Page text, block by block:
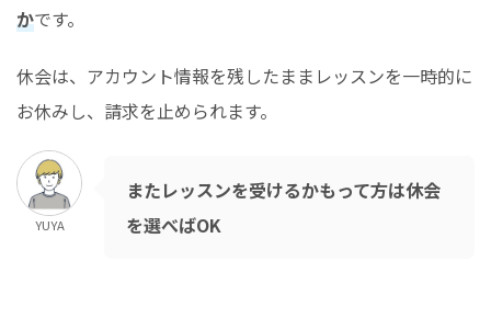
かです。
休会は、アカウント情報を残したままレッスンを一時的に
お休みし、請求を止められます。
YUYA
またレッスンを受けるかもって方は休会
を選べばOK